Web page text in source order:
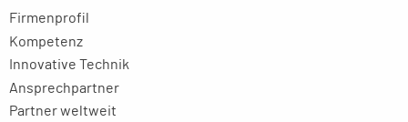
Firmenprofil
Kompetenz
Innovative Technik
Ansprechpartner
Partner weltweit